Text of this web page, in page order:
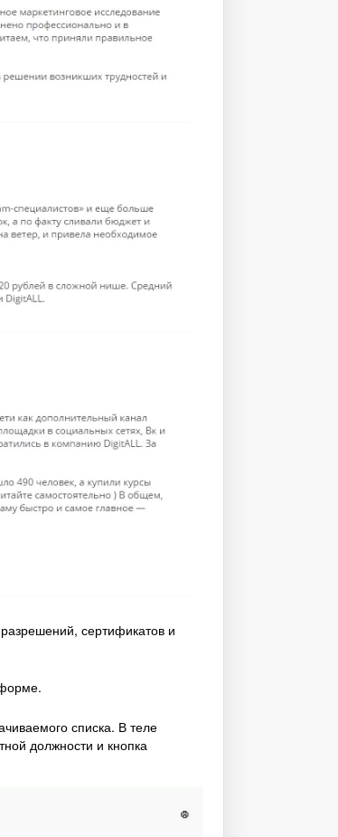
сертификатов и
списка. В теле
должности и кнопка